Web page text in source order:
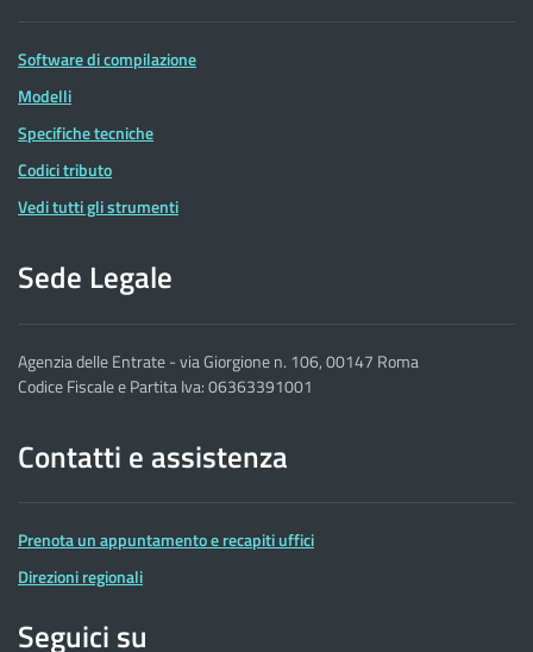
Software di compilazione
Modelli
Specifiche tecniche
Codici tributo
Vedi tutti gli strumenti
Sede Legale
Agenzia delle Entrate - via Giorgione n. 106, 00147 Roma
Codice Fiscale e Partita Iva: 06363391001
Contatti e assistenza
Prenota un appuntamento e recapiti uffici
Direzioni regionali
Seguici su